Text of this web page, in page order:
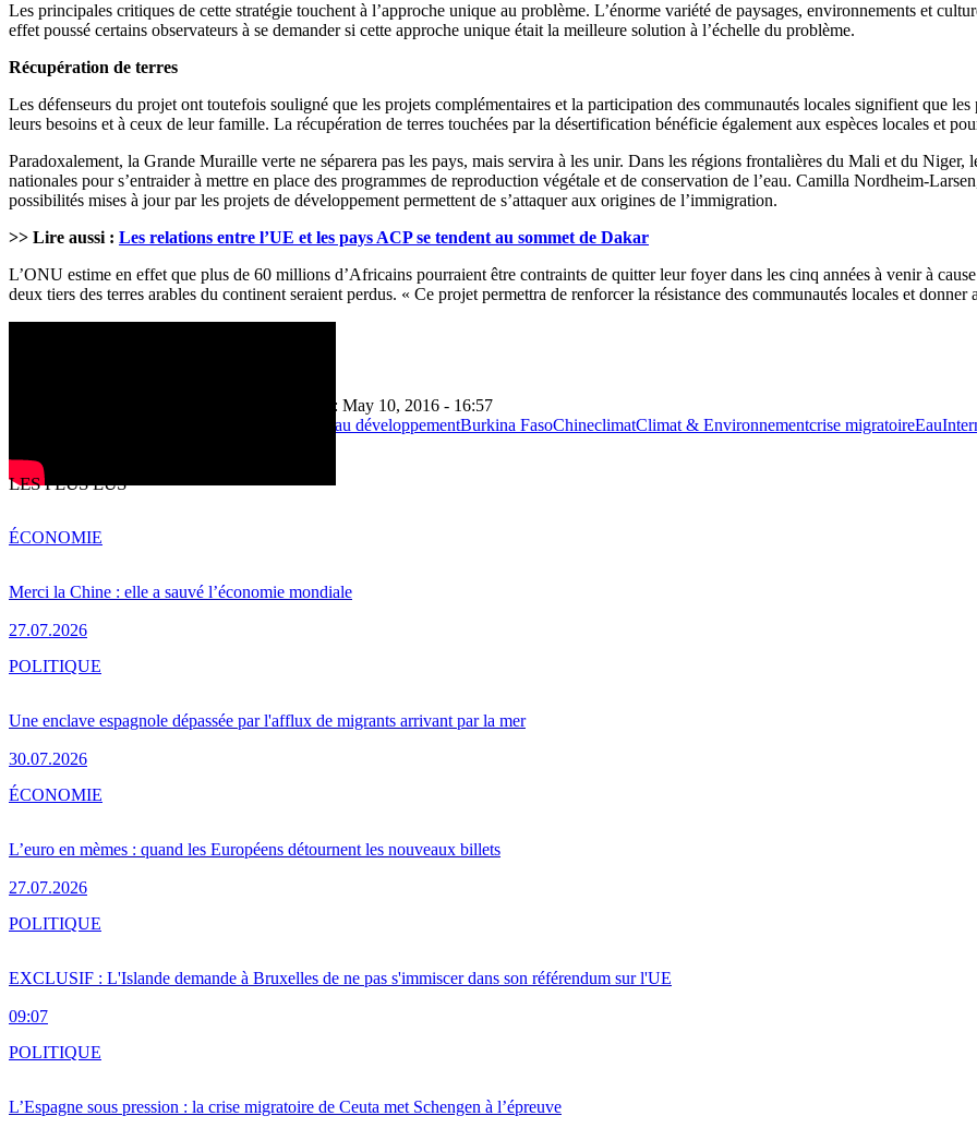
Les principales critiques de cette stratégie touchent à l’approche unique au problème. L’énorme variété de paysages, environnements et
effet poussé certains observateurs à se demander si cette approche unique était la meilleure solution à l’échelle du problème.
Récupération de terres
Les défenseurs du projet ont toutefois souligné que les projets complémentaires et la participation des communautés locales signifient que
leurs besoins et à ceux de leur famille. La récupération de terres touchées par la désertification bénéficie également aux espèces locales et
Paradoxalement, la Grande Muraille verte ne séparera pas les pays, mais servira à les unir. Dans les régions frontalières du Mali et du Niger,
nationales pour s’entraider à mettre en place des programmes de reproduction végétale et de conservation de l’eau. Camilla Nordheim-
possibilités mises à jour par les projets de développement permettent de s’attaquer aux origines de l’immigration.
>> Lire aussi : Les relations entre l’UE et les pays ACP se tendent au sommet de Dakar
L’ONU estime en effet que plus de 60 millions d’Africains pourraient être contraints de quitter leur foyer dans les cinq années à venir à
deux tiers des terres arables du continent seraient perdus. « Ce projet permettra de renforcer la résistance des communautés locales et donner
Dernière mise à jour: May 10, 2016 - 16:57
aide au développementBurkina FasoChineclimatClimat & Environnementcrise migratoireEau
LES PLUS LUS
Merci la Chine : elle a sauvé l’économie mondiale
27.07.2026
ÉCONOMIE
Une enclave espagnole dépassée par l'afflux de migrants arrivant par la mer
30.07.2026
POLITIQUE
L’euro en mèmes : quand les Européens détournent les nouveaux billets
27.07.2026
ÉCONOMIE
EXCLUSIF : L'Islande demande à Bruxelles de ne pas s'immiscer dans son référendum sur l'UE
09:07
POLITIQUE
L’Espagne sous pression : la crise migratoire de Ceuta met Schengen à l’épreuve
POLITIQUE